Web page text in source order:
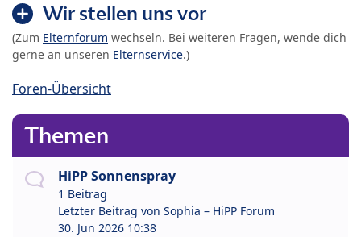
Wir stellen uns vor
(Zum Elternforum wechseln. Bei weiteren Fragen, wende dich
gerne an unseren Elternservice.)
Foren-Übersicht
Themen
HiPP Sonnenspray
1 Beitrag
Letzter Beitrag von Sophia – HiPP Forum
30. Jun 2026 10:38